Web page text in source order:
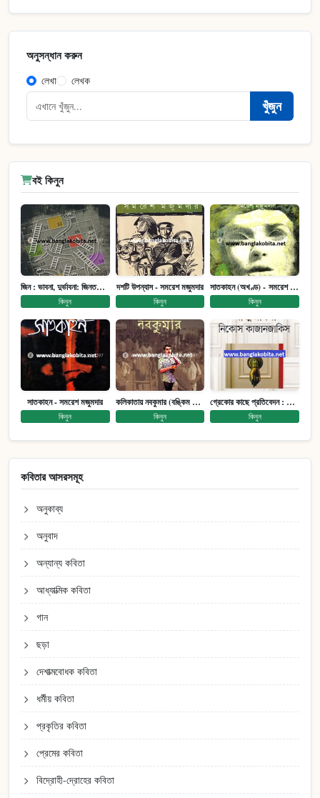
অনুসন্ধান করুন
লেখা লেখক
খুঁজুন
বই কিনুন
জিন : ভাবনা, দুর্ভাবনা: জিনতত্ত্ব সমাজ ইতিহাস (পেপারব্যাক)
কিনুন
দশটি উপন্যাস - সমরেশ মজুমদার
কিনুন
সাতকাহন (অখণ্ড) - সমরেশ মজুমদার
কিনুন
সাতকাহন - সমরেশ মজুমদার
কিনুন
কলিকাতায় নবকুমার (বঙ্কিম পুরষ্কারে সম্মানিত)(মানবিক মেগা উপন্যাস)
কিনুন
গ্রেকোর কাছে প্রতিবেদন : আত্মজীবনী
কিনুন
কবিতার আসরসমূহ
অনুকাব্য
অনুবাদ
অন্যান্য কবিতা
আধ্যাত্মিক কবিতা
গান
ছড়া
দেশাত্মবোধক কবিতা
ধর্মীয় কবিতা
প্রকৃতির কবিতা
প্রেমের কবিতা
বিদ্রোহী-দ্রোহের কবিতা